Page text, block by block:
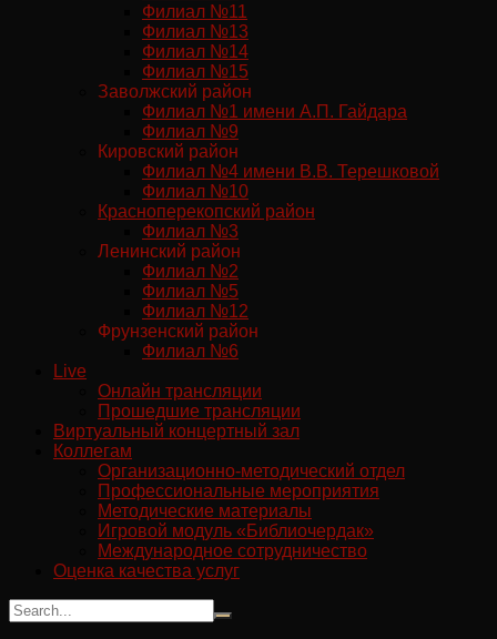
Филиал №11
Филиал №13
Филиал №14
Филиал №15
Заволжский район
Филиал №1 имени А.П. Гайдара
Филиал №9
Кировский район
Филиал №4 имени В.В. Терешковой
Филиал №10
Красноперекопский район
Филиал №3
Ленинский район
Филиал №2
Филиал №5
Филиал №12
Фрунзенский район
Филиал №6
Live
Онлайн трансляции
Прошедшие трансляции
Виртуальный концертный зал
Коллегам
Организационно-методический отдел
Профессиональные мероприятия
Методические материалы
Игровой модуль «Библиочердак»
Международное сотрудничество
Оценка качества услуг